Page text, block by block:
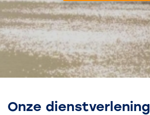
Onze dienstverlening